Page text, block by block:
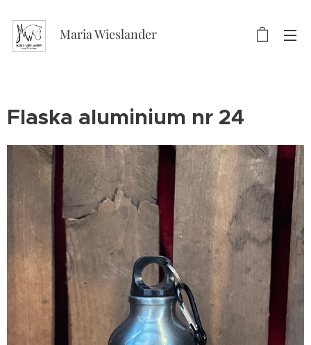
Maria Wieslander
Flaska aluminium nr 24